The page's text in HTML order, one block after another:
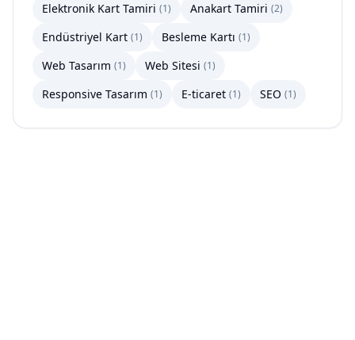
Elektronik Kart Tamiri (1) Anakart Tamiri (2)
Endüstriyel Kart (1) Besleme Kartı (1)
Web Tasarım (1) Web Sitesi (1)
Responsive Tasarım (1) E-ticaret (1) SEO (1)